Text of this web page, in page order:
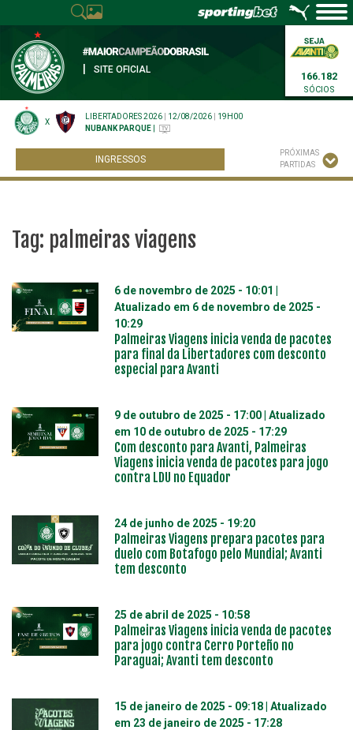
SITE OFICIAL
166.182
SÓCIOS
X
LIBERTADORES 2026 12/08/2026
19H00
NUBANK PARQUE
INGRESSOS
PRÓXIMAS
PARTIDAS
Tag: palmeiras viagens
6 de novembro de 2025 - 10:01
Atualizado em 6 de novembro de 2025 -
10:29
Palmeiras Viagens inicia venda de pacotes
para final da Libertadores com desconto
especial para Avanti
9 de outubro de 2025 - 17:00 | Atualizado
em 10 de outubro de 2025 - 17:29
Com desconto para Avanti, Palmeiras
Viagens inicia venda de pacotes para jogo
contra LDU no Equador
24 de junho de 2025 - 19:20
Palmeiras Viagens prepara pacotes para
duelo com Botafogo pelo Mundial; Avanti
tem desconto
25 de abril de 2025 - 10:58
Palmeiras Viagens inicia venda de pacotes
para jogo contra Cerro Porteño no
Paraguai; Avanti tem desconto
15 de janeiro de 2025 - 09:18 | Atualizado
em 23 de janeiro de 2025 - 17:28